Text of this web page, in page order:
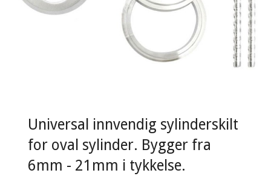
Universal innvendig sylinderskilt
for oval sylinder. Bygger fra
6mm - 21mm i tykkelse.